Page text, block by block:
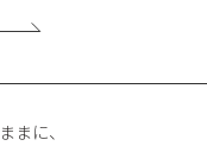
まに、